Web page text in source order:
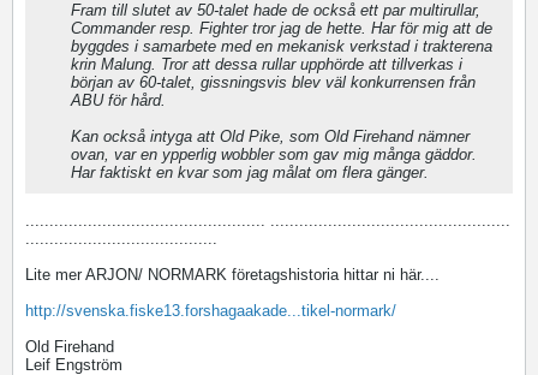
Fram till slutet av 50-talet hade de också ett par multirullar,
Commander resp. Fighter tror jag de hette. Har för mig att de
byggdes i samarbete med en mekanisk verkstad i trakterena
krin Malung. Tror att dessa rullar upphörde att tillverkas i
början av 60-talet, gissningsvis blev väl konkurrensen från
ABU för hård.
Kan också intyga att Old Pike, som Old Firehand nämner
ovan, var en ypperlig wobbler som gav mig många gäddor.
Har faktiskt en kvar som jag målat om flera gänger.
.................................................. ..................................................
........................................
Lite mer ARJON/ NORMARK företagshistoria hittar ni här....
http://svenska.fiske13.forshagaakade...tikel-normark/
Old Firehand
Leif Engström